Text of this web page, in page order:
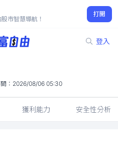
市智慧導航！
打開
登入
-0.7%
： 2026/08/06 05:30
獲利能力 安全性分析